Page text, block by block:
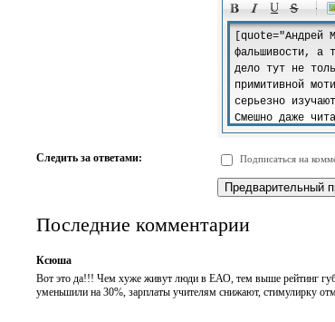
-
-
-
-
-
-
-
-
-
-
-
-
Следить за ответами: Подписаться на
Последние комментарии
Ксюша
Вот это да!!! Чем хуже живут люди в ЕАО, тем выше рейтинг
уменьшили на 30%, зарплаты учителям снижают, стимулирку